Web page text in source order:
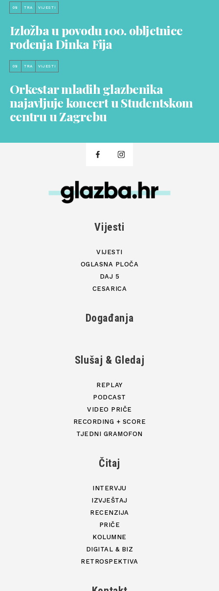
08 TRA VIJESTI
Izložba u povodu 100. obljetnice
rođenja Dinka Fija
08 TRA VIJESTI
Orkestar mladih glazbenika
najavljuje koncert u Studentskom
centru u Zagrebu
Vijesti
VIJESTI
OGLASNA PLOČA
DAJ 5
CESARICA
Događanja
Slušaj & Gledaj
REPLAY
PODCAST
VIDEO PRIČE
RECORDING + SCORE
TJEDNI GRAMOFON
Čitaj
INTERVJU
IZVJEŠTAJ
RECENZIJA
PRIČE
KOLUMNE
DIGITAL & BIZ
RETROSPEKTIVA